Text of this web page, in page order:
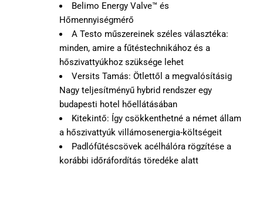
Belimo Energy Valve™ és
Hőmennyiségmérő
A Testo műszereinek széles választéka:
minden, amire a fűtéstechnikához és a
hőszivattyúkhoz szüksége lehet
Versits Tamás: Ötlettől a megvalósításig
Nagy teljesítményű hybrid rendszer egy
budapesti hotel hőellátásában
Kitekintő: Így csökkenthetné a német állam
a hőszivattyúk villámosenergia-költségeit
Padlófűtéscsövek acélhálóra rögzítése a
korábbi időráfordítás töredéke alatt